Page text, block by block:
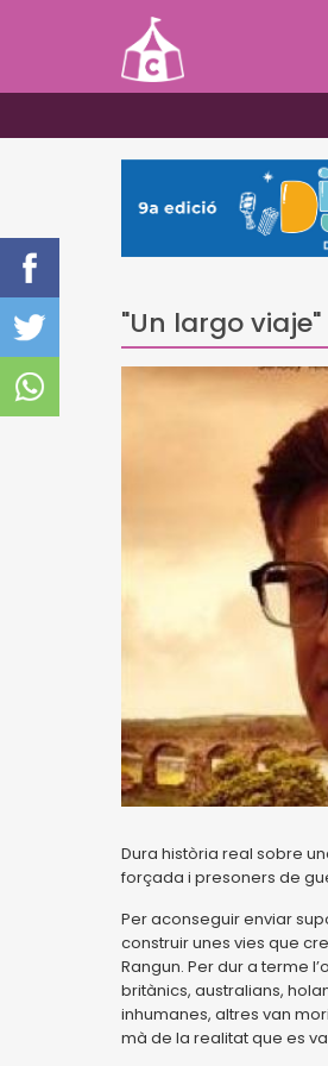
"Un largo viaje"
Dura història real sobre
forçada i presoners de
Per aconseguir enviar
construir unes vies que
Rangun. Per dur a terme
britànics, australians,
inhumanes, altres van
mà de la realitat que es